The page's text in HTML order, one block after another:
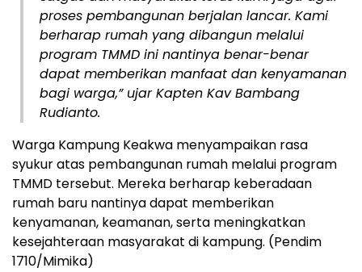
proses pembangunan berjalan lancar. Kami
berharap rumah yang dibangun melalui
program TMMD ini nantinya benar-benar
dapat memberikan manfaat dan kenyamanan
bagi warga,” ujar Kapten Kav Bambang
Rudianto.
Warga Kampung Keakwa menyampaikan rasa
syukur atas pembangunan rumah melalui program
TMMD tersebut. Mereka berharap keberadaan
rumah baru nantinya dapat memberikan
kenyamanan, keamanan, serta meningkatkan
kesejahteraan masyarakat di kampung. (Pendim
1710/Mimika)